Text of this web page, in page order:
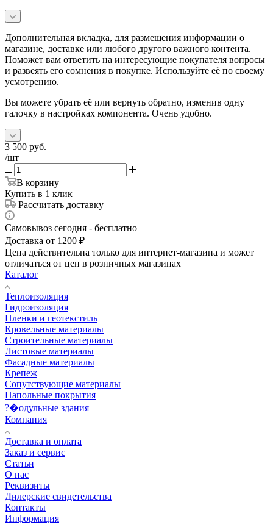
Дополнительная вкладка, для размещения информации о
магазине, доставке или любого другого важного контента.
Поможет вам ответить на интересующие покупателя вопросы
и развеять его сомнения в покупке. Используйте её по своему
усмотрению.
Вы можете убрать её или вернуть обратно, изменив одну
галочку в настройках компонента. Очень удобно.
3 500 руб.
/шт
В корзину
Купить в 1 клик
Рассчитать доставку
Самовывоз сегодня - бесплатно
Доставка от 1200 ₽
Цена действительна только для интернет-магазина и может
отличаться от цен в розничных магазинах
Каталог
Теплоизоляция
Гидроизоляция
Пленки и геотекстиль
Кровельные материалы
Строительные материалы
Листовые материалы
Фасадные материалы
Крепеж
Сопутствующие материалы
Напольные покрытия
?�одульные здания
Компания
Доставка и оплата
Заказ и сервис
Статьи
О нас
Реквизиты
Дилерские свидетельства
Контакты
Информация